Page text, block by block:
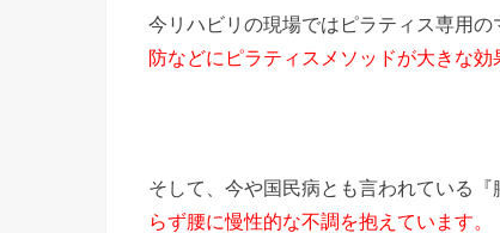
今リハビリの現場ではピラティス専用の
防などにピラティスメソッドが大きな効
そして、今や国民病とも言われている『
らず腰に慢性的な不調を抱えています。